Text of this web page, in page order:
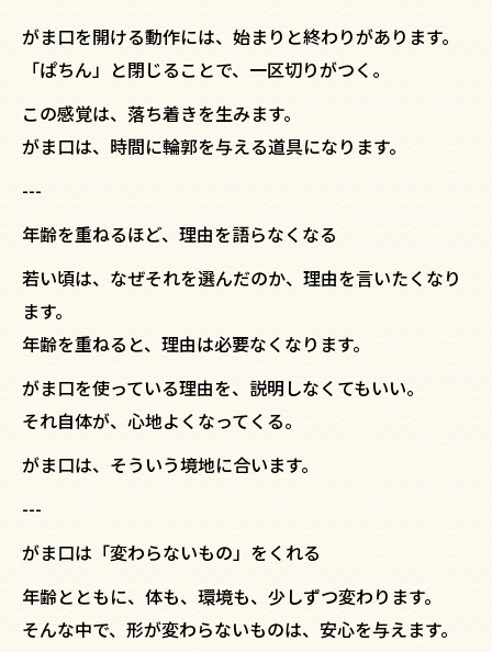
がま口を開ける動作には、始まりと終わりがあります。
「ぱちん」と閉じることで、一区切りがつく。
この感覚は、落ち着きを生みます。
がま口は、時間に輪郭を与える道具になります。
---
年齢を重ねるほど、理由を語らなくなる
若い頃は、なぜそれを選んだのか、理由を言いたくなり
ます。
年齢を重ねると、理由は必要なくなります。
がま口を使っている理由を、説明しなくてもいい。
それ自体が、心地よくなってくる。
がま口は、そういう境地に合います。
---
がま口は「変わらないもの」をくれる
年齢とともに、体も、環境も、少しずつ変わります。
そんな中で、形が変わらないものは、安心を与えます。